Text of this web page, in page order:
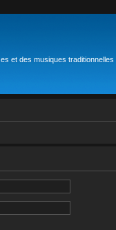
et des musiques traditionnelles